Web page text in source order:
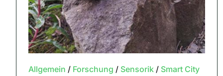
Allgemein / Forschung / Sensorik/ Smart City